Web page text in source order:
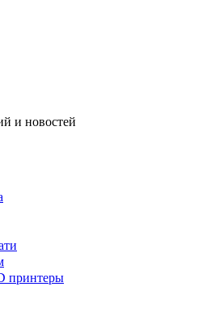
и новостей
принтеры